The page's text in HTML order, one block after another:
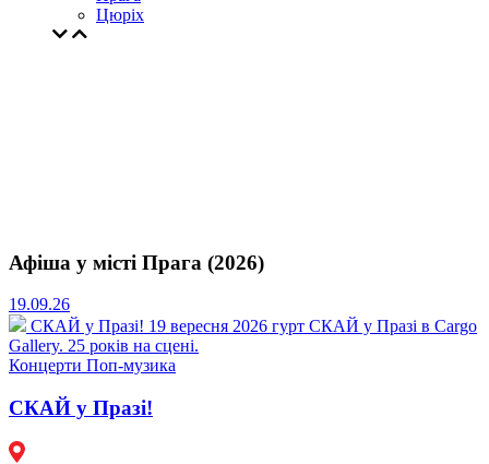
Цюрiх
Афіша у місті Прага (2026)
19.09.26
СКАЙ у Празі! 19 вересня 2026 гурт СКАЙ у Празі в Cargo
Gallery. 25 років на сцені.
Концерти Поп-музика
СКАЙ у Празі!